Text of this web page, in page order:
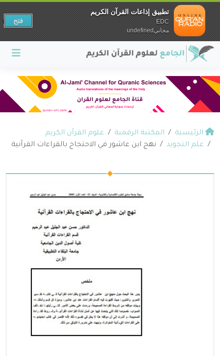
الرئيسية المكتبة الرقمية
علوم القرآن الكريم
علم التجويد
نهج ابن عاشور في الاحتجاج بالقراءات القرآنية
تطبيق إذاعات القرآن الكريم
EDC
مجانيundefined
فتح